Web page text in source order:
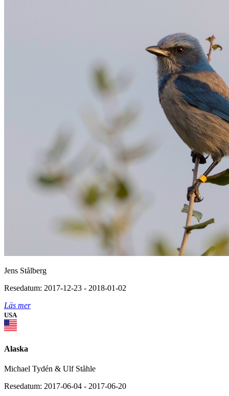
Jens Stålberg
Resedatum: 2017-12-23 - 2018-01-02
Läs mer
USA
Alaska
Michael Tydén & Ulf Ståhle
Resedatum: 2017-06-04 - 2017-06-20